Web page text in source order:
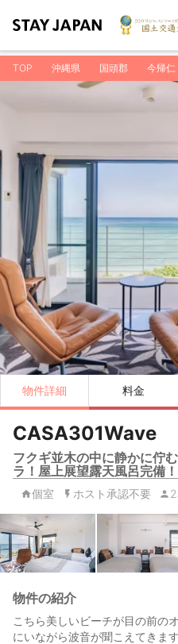
TOP 沖縄県 国頭郡 今帰仁
物件詳細 料金
CASA301Wave
フクギ並木の中に静かに佇
ラ！屋上展望露天風呂完備！
個室 ホスト承認不要
物件の紹介
こちら美しいビーチが目の前の
にいながら波音が聞こえてきま